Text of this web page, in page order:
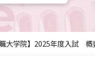
職大学院】2025年度入試 概